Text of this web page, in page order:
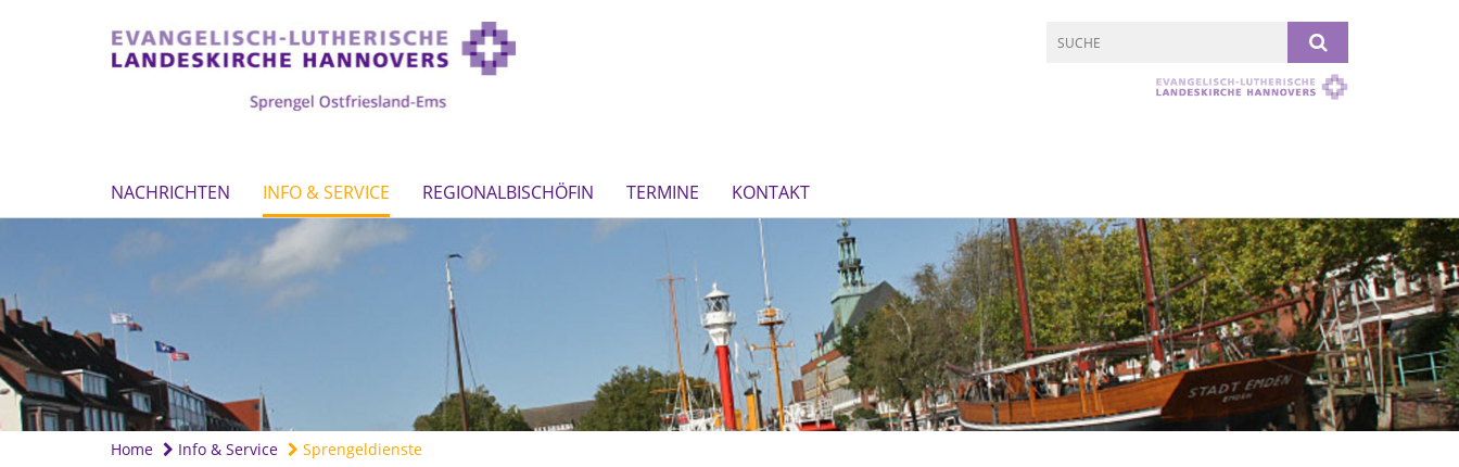
NACHRICHTEN INFO & SERVICE REGIONALBISCHÖFIN TERMINE KONTAKT
Home Info & Service Sprengeldienste